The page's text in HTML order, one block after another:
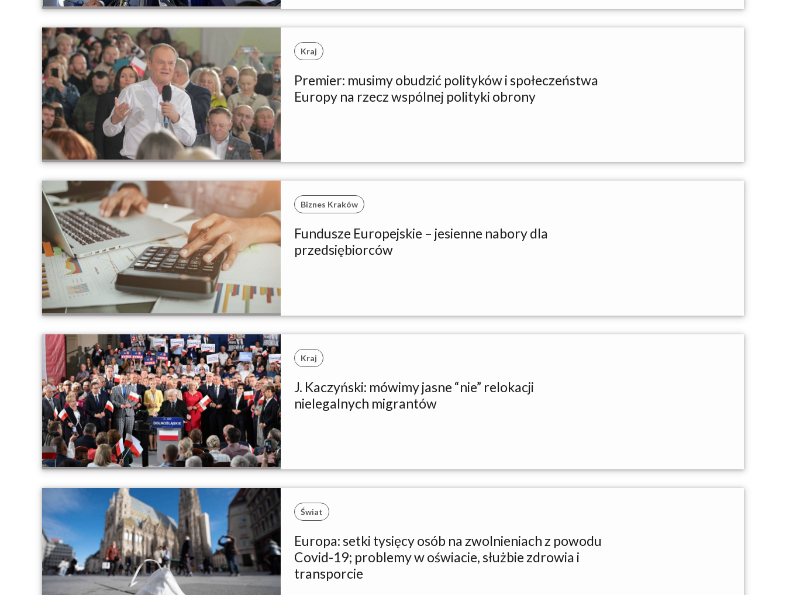
Kraj
Premier: musimy obudzić polityków i społeczeństwa
Europy na rzecz wspólnej polityki obrony
Biznes Kraków
Fundusze Europejskie – jesienne nabory dla
przedsiębiorców
Kraj
J. Kaczyński: mówimy jasne “nie” relokacji
nielegalnych migrantów
Świat
Europa: setki tysięcy osób na zwolnieniach z powodu
Covid-19; problemy w oświacie, służbie zdrowia i
transporcie